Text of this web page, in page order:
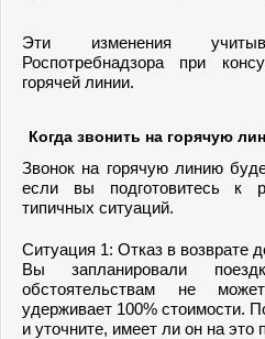
Эти изменения
Роспотребнадзора при
горячей линии.
Когда звонить на горячую
Звонок на горячую линию
если вы подготовитесь к
типичных ситуаций.
Ситуация 1: Отказ в возврате
Вы запланировали
обстоятельствам не
удерживает 100% стоимости.
и уточните, имеет ли он на это